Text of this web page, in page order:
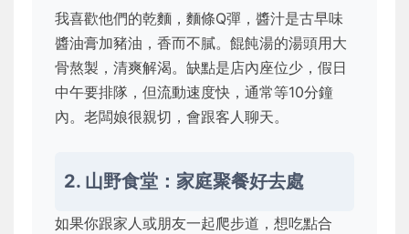
我喜歡他們的乾麵，麵條Q彈，醬汁是古早味
醬油膏加豬油，香而不膩。餛飩湯的湯頭用大
骨熬製，清爽解渴。缺點是店內座位少，假日
中午要排隊，但流動速度快，通常等10分鐘
內。老闆娘很親切，會跟客人聊天。
2. 山野食堂：家庭聚餐好去處
如果你跟家人或朋友一起爬步道，想吃點合